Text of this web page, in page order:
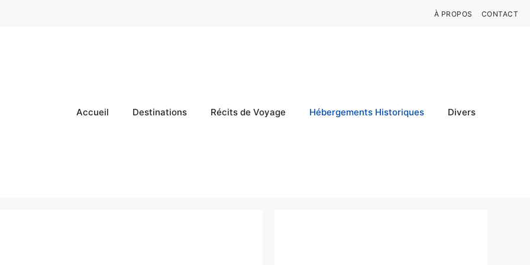
À PROPOS CONTACT
Accueil Destinations Récits de Voyage Hébergements Historiques Divers